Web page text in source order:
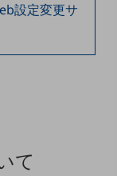
設定変更サ
て